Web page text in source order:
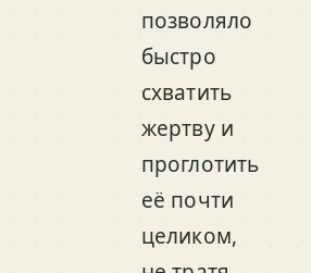
позволяло
быстро
схватить
жертву и
проглотить
её почти
целиком,